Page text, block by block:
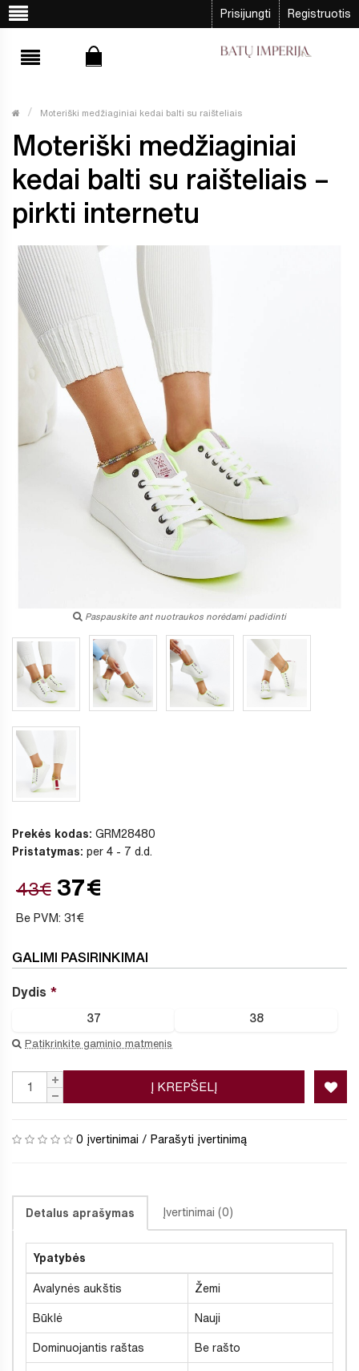
Prisijungti Registruotis
Moteriški medžiaginiai kedai balti su raišteliais
Moteriški medžiaginiai
kedai balti su raišteliais –
pirkti internetu
Paspauskite ant nuotraukos norėdami padidinti
Prekės kodas: GRM28480
Pristatymas: per 4 - 7 d.d.
43€ 37€
Be PVM: 31€
GALIMI PASIRINKIMAI
Dydis
37 38
Patikrinkite gaminio matmenis
Į KREPŠELĮ
0 įvertinimai / Parašyti įvertinimą
Detalus aprašymas Įvertinimai (0)
Ypatybės
Avalynės aukštis Žemi
Būklė Nauji
Dominuojantis raštas Be rašto